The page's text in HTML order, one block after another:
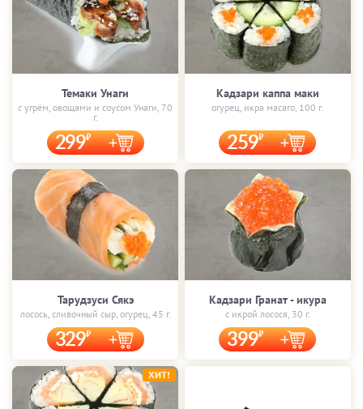
Темаки Унаги
с угрём, овощами и соусом Унаги, 70
г.
299
Кадзари каппа маки
огурец, икра масаго, 100 г.
259
Тарудзуси Сякэ
лосось, сливочный сыр, огурец, 45 г.
329
Кадзари Гранат - икура
с икрой лосося, 30 г.
399
ХИТ!